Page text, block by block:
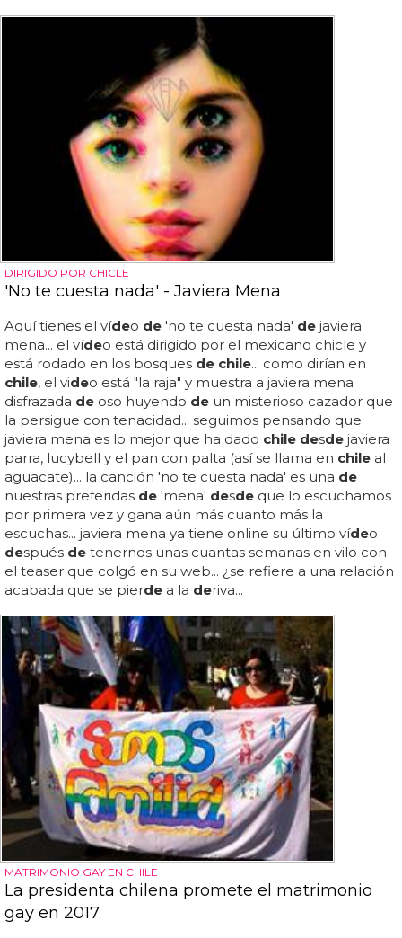
DIRIGIDO POR CHICLE
'No te cuesta nada' - Javiera Mena
Aquí tienes el vídeo de 'no te cuesta nada' de javiera
mena... el vídeo está dirigido por el mexicano chicle y
está rodado en los bosques de chile... como dirían en
chile, el video está "la raja" y muestra a javiera mena
disfrazada de oso huyendo de un misterioso cazador que
la persigue con tenacidad... seguimos pensando que
javiera mena es lo mejor que ha dado chile desde javiera
parra, lucybell y el pan con palta (así se llama en chile al
aguacate)... la canción 'no te cuesta nada' es una de
nuestras preferidas de 'mena' desde que lo escuchamos
por primera vez y gana aún más cuanto más la
escuchas... javiera mena ya tiene online su último vídeo
después de tenernos unas cuantas semanas en vilo con
el teaser que colgó en su web... ¿se refiere a una relación
acabada que se pierde a la deriva...
MATRIMONIO GAY EN CHILE
La presidenta chilena promete el matrimonio
gay en 2017